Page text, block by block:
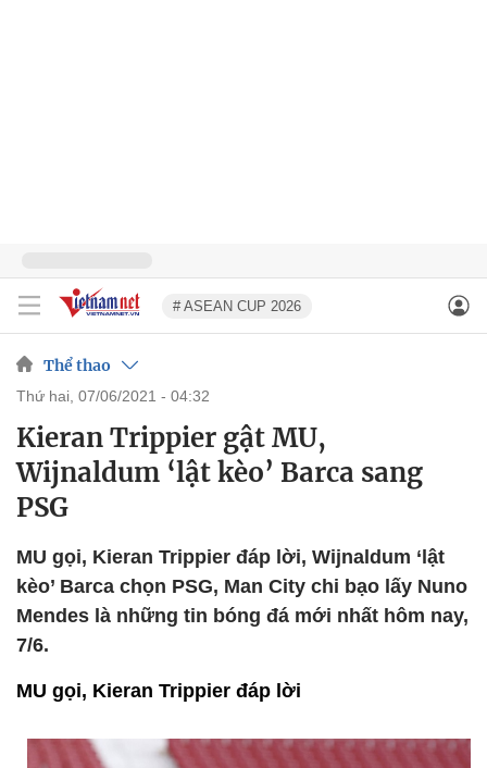
# ASEAN CUP 2026
Thể thao
thứ hai, 07/06/2021 - 04:32
Kieran Trippier gật MU,
Wijnaldum ‘lật kèo’ Barca sang
PSG
MU gọi, Kieran Trippier đáp lời, Wijnaldum ‘lật
kèo’ Barca chọn PSG, Man City chi bạo lấy Nuno
Mendes là những tin bóng đá mới nhất hôm nay,
7/6.
MU gọi, Kieran Trippier đáp lời